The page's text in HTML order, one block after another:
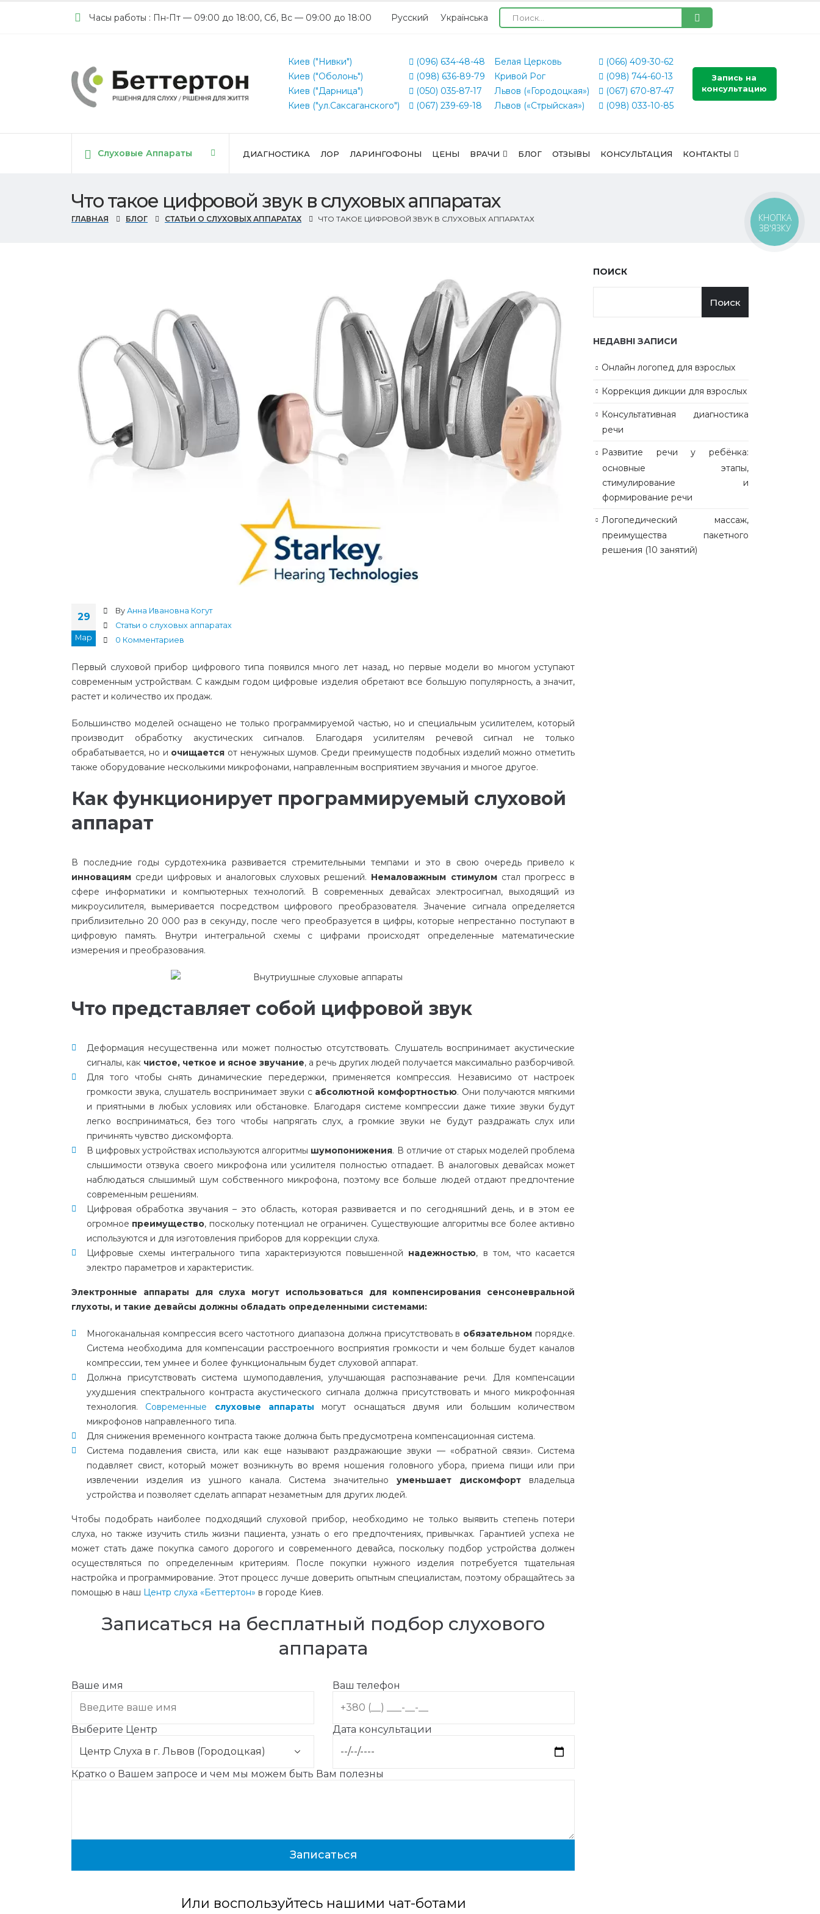
Часы работы : Пн-Пт — 09:00 до 18:00, Сб, Вс — 09:00 до 18:00 Русский Українська
Киев ("Нивки")
Киев ("Оболонь")
Киев ("Дарница")
Киев ("ул.Саксаганского")
(096) 634-48-48
(098) 636-89-79
(050) 035-87-17
(067) 239-69-18
Белая Церковь
Кривой Рог
Львов («Городоцкая»)
Львов («Стрыйская»)
(066) 409-30-62
(098) 744-60-13
(067) 670-87-47
(098) 033-10-85
Запись на
консультацию
Cлуховые Аппараты ДИАГНОСТИКА ЛОР ЛАРИНГОФОНЫ ЦЕНЫ ВРАЧИ БЛОГ ОТЗЫВЫ КОНСУЛЬТАЦИЯ КОНТАКТЫ
Что такое цифровой звук в слуховых аппаратах
ГЛАВНАЯ БЛОГ СТАТЬИ О СЛУХОВЫХ АППАРАТАХ ЧТО ТАКОЕ ЦИФРОВОЙ ЗВУК В СЛУХОВЫХ АППАРАТАХ
29
Мар
By Анна Ивановна Когут
Статьи о слуховых аппаратах
0 Комментариев
Первый слуховой прибор цифрового типа появился много лет назад, но первые модели во многом уступают
современным устройствам. С каждым годом цифровые изделия обретают все большую популярность, а значит,
растет и количество их продаж.
Большинство моделей оснащено не только программируемой частью, но и специальным усилителем, который
производит
обработку акустических сигналов. Благодаря усилителям речевой сигнал не
только
обрабатывается, но и очищается от ненужных шумов. Среди преимуществ подобных изделий можно отметить
также оборудование несколькими микрофонами, направленным восприятием звучания и многое другое.
Как функционирует программируемый слуховой
аппарат
В последние годы сурдотехника развивается стремительными темпами и это в свою очередь привело
к
инновациям среди цифровых и аналоговых слуховых решений. Немаловажным стимулом стал прогресс в
сфере
информатики и компьютерных технологий. В современных девайсах электросигнал, выходящий
из
микроусилителя, вымеривается посредством цифрового преобразователя.Значение сигнала
определяется
приблизительно 20 000 раз в секунду, после чего преобразуется в цифры, которые непрестанно поступают в
цифровую
память. Внутри интегральной схемы с цифрами происходят определенные
математические
измерения и преобразования.
Что представляет собой цифровой звук
Деформация несущественна или может полностью отсутствовать. Слушатель воспринимает акустические
сигналы, как чистое, четкое и ясное звучание, а речь других людей получается максимально разборчивой.
Для
того чтобы снять динамические передержки, применяется компрессия. Независимо от
настроек
громкости звука, слушатель воспринимает звуки с абсолютной комфортностью. Они получаются мягкими
и приятными в любых условиях или обстановке. Благодаря системе компрессии даже тихие звуки будут
легко
восприниматься, без того чтобы напрягать слух, а громкие звуки не будут раздражать слух или
причинять чувство дискомфорта.
В цифровых устройствах используются алгоритмы шумопонижения. В отличие от старых моделей проблема
слышимости отзвука своего микрофона или усилителя полностью отпадает. В аналоговых девайсах может
наблюдаться слышимый шум собственного микрофона, поэтому все больше людей отдают предпочтение
современным решениям.
Цифровая обработка звучания – это область, которая развивается и по сегодняшний день, и в этом ее
огромное преимущество, поскольку потенциал не ограничен. Существующие алгоритмы все более активно
используются и для изготовления приборов для коррекции слуха.
Цифровые схемы интегрального типа характеризуются повышенной надежностью, в том, что касается
электро параметров и характеристик.
Электронные аппараты для слуха могут использоваться для компенсирования
сенсоневральной
глухоты, и такие девайсы должны обладать определенными системами:
Многоканальная компрессия всего частотного диапазона должна присутствовать в обязательном порядке.
Система необходима для компенсации расстроенного восприятия громкости и чем больше будет каналов
компрессии, тем умнее и более функциональным будет слуховой аппарат.
Должна
присутствовать система шумоподавления, улучшающая распознавание речи. Для
компенсации
ухудшения спектрального контраста акустического сигнала должна присутствовать и много микрофонная
технология. Современные слуховые аппараты могут оснащаться двумя или большим
количеством
микрофонов направленного типа.
Для снижения временного контраста также должна быть предусмотрена компенсационная система.
Система подавления свиста, или как еще называют раздражающие звуки — «обратной связи». Система
подавляет свист, который может возникнуть во время ношения головного убора, приема пищи или при
извлечении
изделия из ушного канала. Система значительно уменьшает дискомфорт
владельца
устройства и позволяет сделать аппарат незаметным для других людей.
Чтобы подобрать наиболее подходящий слуховой прибор, необходимо не только выявить степень потери
слуха, но также изучить стиль жизни пациента,узнать о его предпочтениях, привычках. Гарантией успеха не
может стать даже покупка самого дорогого и современного девайса, поскольку подбор устройства должен
осуществляться
по определенным критериям. После покупки нужного изделия потребуется
тщательная
настройка и программирование. Этот процесс лучше доверить опытным специалистам, поэтому обращайтесь за
помощью в наш Центр слуха «Беттертон» в городе Киев.
Записаться на бесплатный подбор слухового
аппарата
Ваше имя Ваш телефон
Выберите Центр Дата консультации
Кратко о Вашем запросе и чем мы можем быть Вам полезны
Или воспользуйтесь нашими чат-ботами
ПОИСК
Поиск
НЕДАВНІ ЗАПИСИ
Онлайн логопед для взрослых
Коррекция дикции для взрослых
Консультативная диагностика
речи
Развитие речи у ребёнка:
основные этапы,
стимулирование и
формирование речи
Логопедический массаж,
преимущества пакетного
решения (10 занятий)
КНОПКА
ЗВ'ЯЗКУ